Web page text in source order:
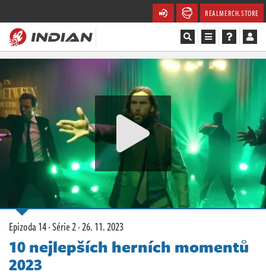
REALMERCH.STORE
Magazín
Recenze
Videa
Soutěže
Komunita
Redakce
Živě
Epizoda 14 · Série 2 ·26. 11. 2023
10 nejlepších herních momentů
2023